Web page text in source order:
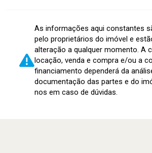
As informações aqui constantes
pelo proprietários do imóvel e
alteração a qualquer momento. A
locação, venda e compra e/ou a
financiamento dependerá da
documentação das partes e do
nos em caso de dúvidas.